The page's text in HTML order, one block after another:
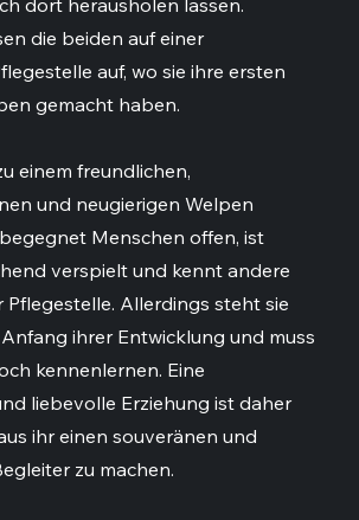
dort herausholen lassen.
die beiden auf einer
auf, wo sie ihre ersten
gemacht haben.
einem freundlichen,
und neugierigen Welpen
Menschen offen, ist
verspielt und kennt andere
Pflegestelle. Allerdings steht sie
ihrer Entwicklung und muss
kennenlernen. Eine
liebevolle Erziehung ist daher
ihr einen souveränen und
zu machen.